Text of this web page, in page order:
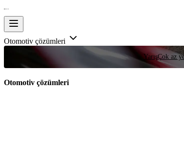
Otomotiv çözümleri
YarışÇok az
Otomotiv çözümleri